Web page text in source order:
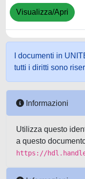
Visualizza/Apri
I documenti in
tutti i diritti sono
Informazioni
Utilizza questo
a questo
https://